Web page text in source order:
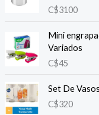
C$3100
Mini
Variados
C$45
Set De
C$320